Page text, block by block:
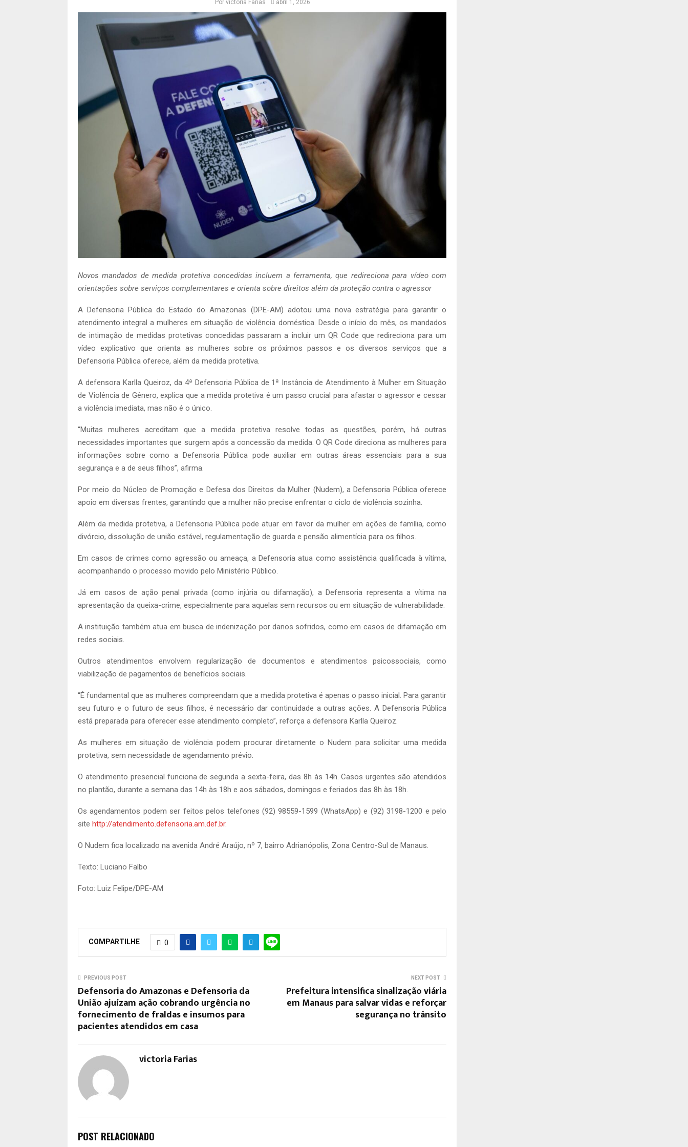
Por victoria Farias abril 1, 2026
Novos mandados de medida protetiva concedidas incluem a ferramenta, que redireciona para vídeo com
orientações sobre serviços complementares e orienta sobre direitos além da proteção contra o agressor
A Defensoria Pública do Estado do Amazonas (DPE-AM) adotou uma nova estratégia para garantir o
atendimento integral a mulheres em situação de violência doméstica. Desde o início do mês, os mandados
de intimação de medidas protetivas concedidas passaram a incluir um QR Code que redireciona para um
vídeo explicativo que orienta as mulheres sobre os próximos passos e os diversos serviços que a
Defensoria Pública oferece, além da medida protetiva.
A defensora Karlla Queiroz, da 4ª Defensoria Pública de 1ª Instância de Atendimento à Mulher em Situação
de Violência de Gênero, explica que a medida protetiva é um passo crucial para afastar o agressor e cessar
a violência imediata, mas não é o único.
“Muitas mulheres acreditam que a medida protetiva resolve todas as questões, porém, há outras
necessidades importantes que surgem após a concessão da medida. O QR Code direciona as mulheres para
informações sobre como a Defensoria Pública pode auxiliar em outras áreas essenciais para a sua
segurança e a de seus filhos”, afirma.
Por meio do Núcleo de Promoção e Defesa dos Direitos da Mulher (Nudem), a Defensoria Pública oferece
apoio em diversas frentes, garantindo que a mulher não precise enfrentar o ciclo de violência sozinha.
Além da medida protetiva, a Defensoria Pública pode atuar em favor da mulher em ações de família, como
divórcio, dissolução de união estável, regulamentação de guarda e pensão alimentícia para os filhos.
Em casos de crimes como agressão ou ameaça, a Defensoria atua como assistência qualificada à vítima,
acompanhando o processo movido pelo Ministério Público.
Já em casos de ação penal privada (como injúria ou difamação), a Defensoria representa a vítima na
apresentação da queixa-crime, especialmente para aquelas sem recursos ou em situação de vulnerabilidade.
A instituição também atua em busca de indenização por danos sofridos, como em casos de difamação em
redes sociais.
Outros atendimentos envolvem regularização de documentos e atendimentos psicossociais, como
viabilização de pagamentos de benefícios sociais.
“É fundamental que as mulheres compreendam que a medida protetiva é apenas o passo inicial. Para garantir
seu futuro e o futuro de seus filhos, é necessário dar continuidade a outras ações. A Defensoria Pública
está preparada para oferecer esse atendimento completo”, reforça a defensora Karlla Queiroz.
As mulheres em situação de violência podem procurar diretamente o Nudem para solicitar uma medida
protetiva, sem necessidade de agendamento prévio.
O atendimento presencial funciona de segunda a sexta-feira, das 8h às 14h. Casos urgentes são atendidos
no plantão, durante a semana das 14h às 18h e aos sábados, domingos e feriados das 8h às 18h.
Os agendamentos podem ser feitos pelos telefones (92) 98559-1599 (WhatsApp) e (92) 3198-1200 e pelo
site http://atendimento.defensoria.am.def.br.
O Nudem fica localizado na avenida André Araújo, nº 7, bairro Adrianópolis, Zona Centro-Sul de Manaus.
Texto: Luciano Falbo
Foto: Luiz Felipe/DPE-AM
COMPARTILHE 0
PREVIOUS POST
Defensoria do Amazonas e Defensoria da
União ajuízam ação cobrando urgência no
fornecimento de fraldas e insumos para
pacientes atendidos em casa
NEXT POST
Prefeitura intensifica sinalização viária
em Manaus para salvar vidas e reforçar
segurança no trânsito
victoria Farias
POST RELACIONADO